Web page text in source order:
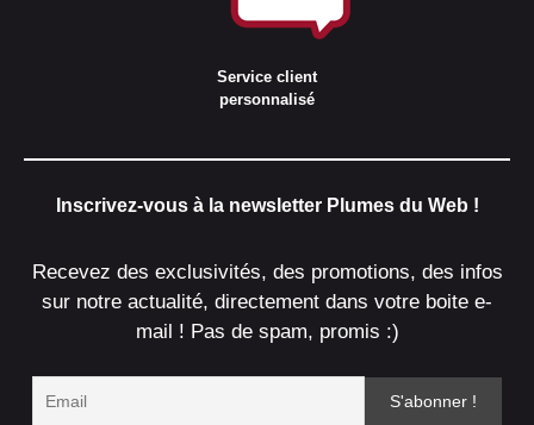
Service client
personnalisé
Inscrivez-vous à la newsletter Plumes du Web !
Recevez des exclusivités, des promotions, des infos
sur notre actualité, directement dans votre boite e-
mail ! Pas de spam, promis :)